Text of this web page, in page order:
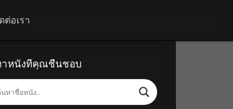
ต่อเรา
หนังที่คุณชื่นชอบ